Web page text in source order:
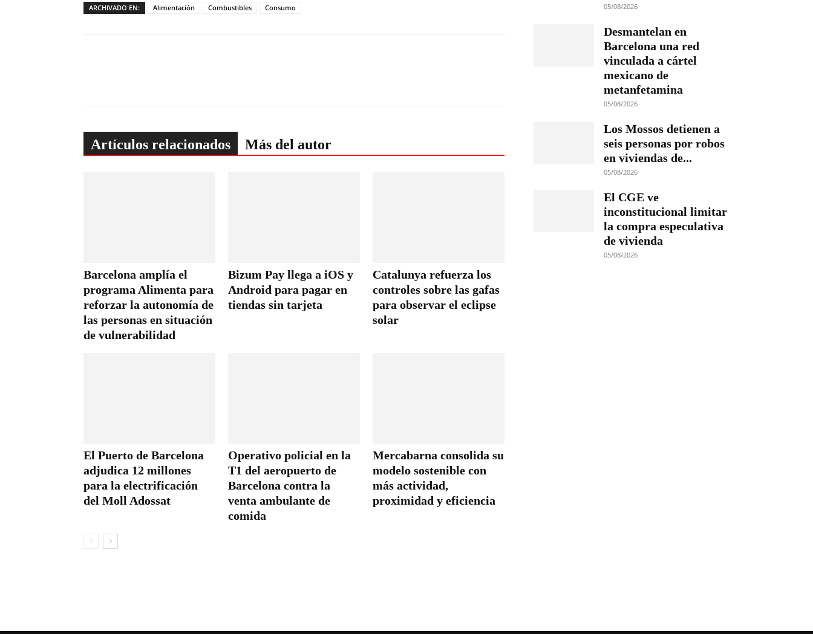
ARCHIVADO EN: Alimentación Combustibles Consumo
Artículos relacionados Más del autor
Barcelona amplía el
programa Alimenta para
reforzar la autonomía de
las personas en situación
de vulnerabilidad
Bizum Pay llega a iOS y
Android para pagar en
tiendas sin tarjeta
Catalunya refuerza los
controles sobre las gafas
para observar el eclipse
solar
El Puerto de Barcelona
adjudica 12 millones
para la electrificación
del Moll Adossat
Operativo policial en la
T1 del aeropuerto de
Barcelona contra la
venta ambulante de
comida
Mercabarna consolida su
modelo sostenible con
más actividad,
proximidad y eficiencia
05/08/2026
Desmantelan en
Barcelona una red
vinculada a cártel
mexicano de
metanfetamina
05/08/2026
Los Mossos detienen a
seis personas por robos
en viviendas de...
05/08/2026
El CGE ve
inconstitucional limitar
la compra especulativa
de vivienda
05/08/2026